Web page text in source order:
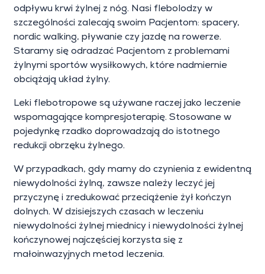
odpływu krwi żylnej z nóg. Nasi flebolodzy w
szczególności zalecają swoim Pacjentom: spacery,
nordic walking, pływanie czy jazdę na rowerze.
Staramy się odradzać Pacjentom z problemami
żylnymi sportów wysiłkowych, które nadmiernie
obciążają układ żylny.
Leki flebotropowe są używane raczej jako leczenie
wspomagające kompresjoterapię. Stosowane w
pojedynkę rzadko doprowadzają do istotnego
redukcji obrzęku żylnego.
W przypadkach, gdy mamy do czynienia z ewidentną
niewydolności żylną, zawsze należy leczyć jej
przyczynę i zredukować przeciążenie żył kończyn
dolnych. W dzisiejszych czasach w leczeniu
niewydolności żylnej miednicy i niewydolności żylnej
kończynowej najczęściej korzysta się z
małoinwazyjnych metod leczenia.